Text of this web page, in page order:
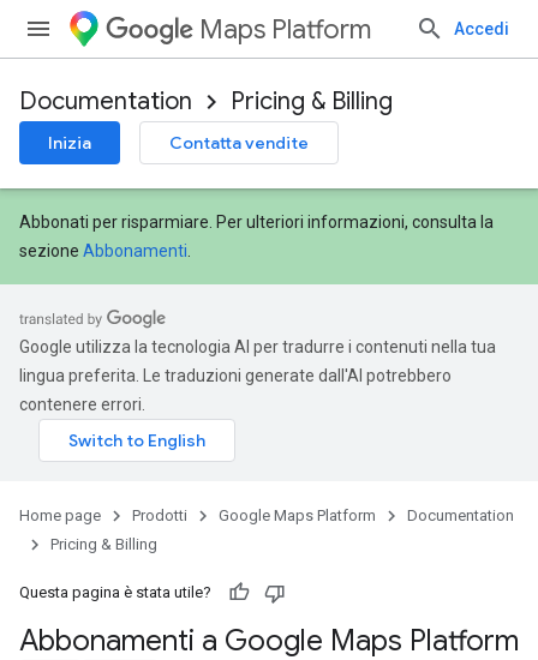
Maps Platform Accedi
Documentation Pricing & Billing
Inizia Contatta vendite
Abbonati per risparmiare. Per ulteriori informazioni, consulta la
sezione Abbonamenti
Google utilizza la tecnologia AI per tradurre i contenuti nella tua
lingua preferita. Le traduzioni generate dall'AI potrebbero
contenere errori.
Home page Prodotti Google Maps Platform
Documentation
Pricing & Billing
Questa pagina è stata utile?
Abbonamenti a Google Maps Platform